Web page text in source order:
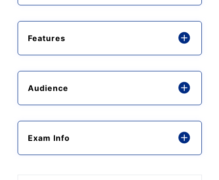
Features
Audience
Exam Info